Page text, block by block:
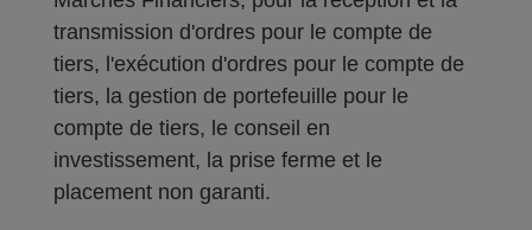
transmission d'ordres pour le compte de
tiers, l'exécution d'ordres pour le compte de
tiers, la gestion de portefeuille pour le
compte de tiers, le conseil en
investissement, la prise ferme et le
placement non garanti.